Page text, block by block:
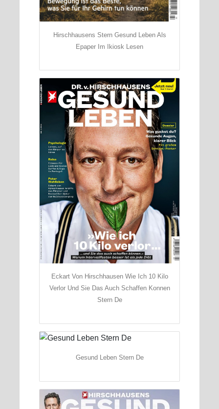
Hirschhausens Stern Gesund Leben Als
Epaper Im Ikiosk Lesen
Eckart Von Hirschhausen Wie Ich 10 Kilo
Verlor Und Sie Das Auch Schaffen Konnen
Stern De
Gesund Leben Stern De